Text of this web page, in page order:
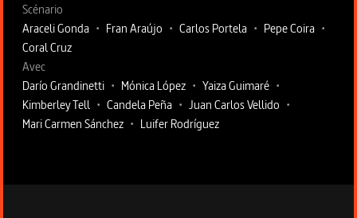
Scénario
Araceli Gonda • Fran Araújo • Carlos Portela • Pepe Coira •
Coral Cruz
Avec
Darío Grandinetti • Mónica López • Yaiza Guimaré •
Kimberley Tell • Candela Peña • Juan Carlos Vellido •
Mari Carmen Sánchez • Luifer Rodríguez